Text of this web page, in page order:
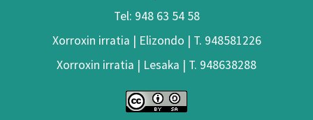
Tel: 948 63 54 58
Xorroxin irratia | Elizondo | T. 948581226
Xorroxin irratia | Lesaka | T. 948638288